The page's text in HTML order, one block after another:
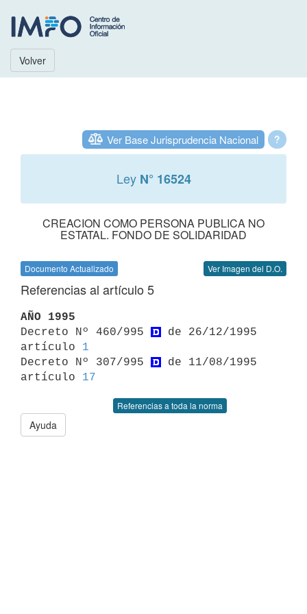
Volver
?
Ver Base Jurisprudencia Nacional
Ley N° 16524
CREACION COMO PERSONA PUBLICA NO
ESTATAL. FONDO DE SOLIDARIDAD
Documento Actualizado Ver Imagen del D.O.
Referencias al artículo 5
AÑO 1995
Decreto Nº 460/995
de 26/12/1995
artículo 1
Decreto Nº 307/995
de 11/08/1995
artículo 17
Referencias a toda la norma
Ayuda